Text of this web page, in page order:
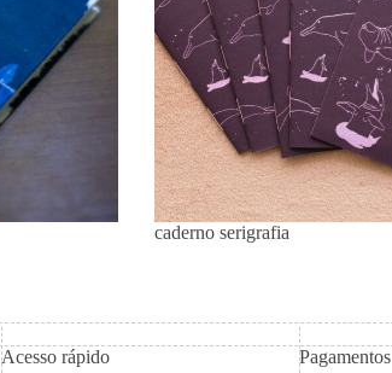
caderno serigrafia
Acesso rápido Pagamentos